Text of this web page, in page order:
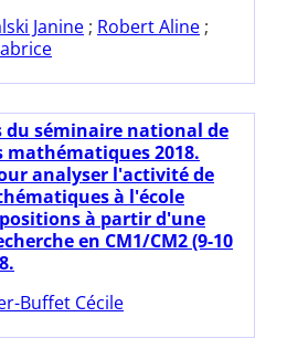
Janine ; Robert Aline ;
du séminaire national de
mathématiques 2018.
analyser l'activité de
à l'école
à partir d'une
en CM1/CM2 (9-10
Buffet Cécile